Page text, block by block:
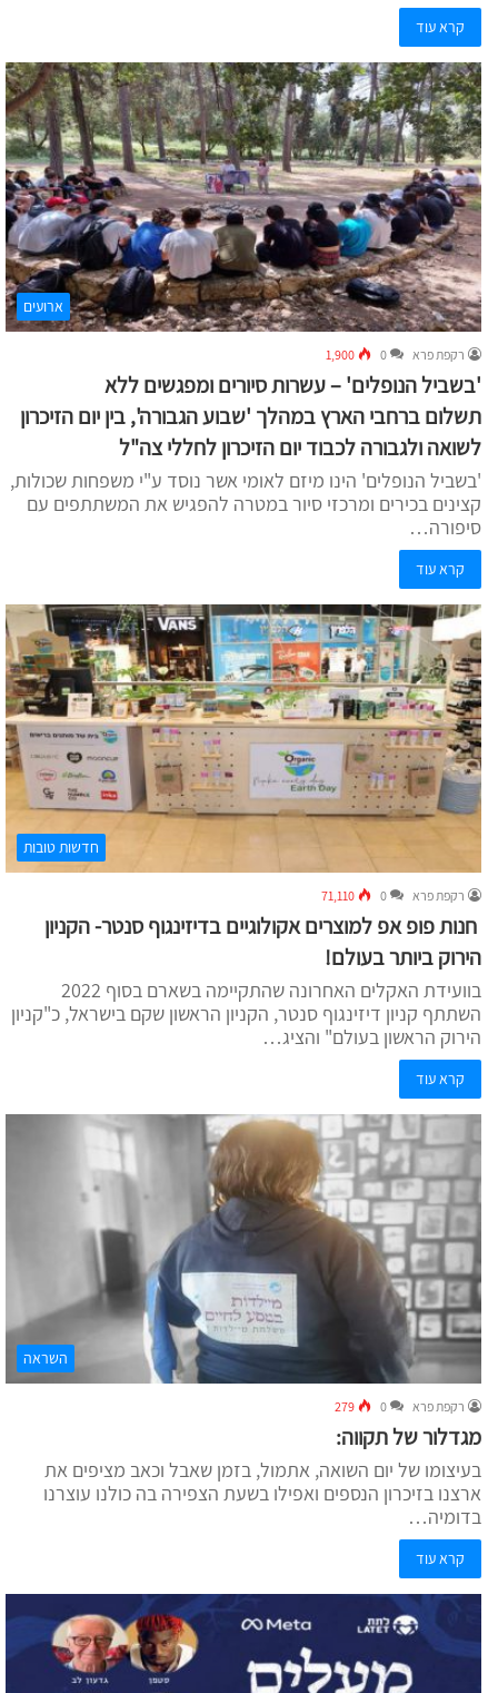
קרא עוד
ארועים
רקפת פרא 0
1,900
'בשביל הנופלים' – עשרות סיורים ומפגשים ללא
תשלום ברחבי הארץ במהלך 'שבוע הגבורה', בין יום הזיכרון
לשואה ולגבורה לכבוד יום הזיכרון לחללי צה"ל
'בשביל הנופלים' הינו מיזם לאומי אשר נוסד ע"י משפחות שכולות,
קצינים בכירים ומרכזי סיור במטרה להפגיש את המשתתפים עם
סיפורה…
קרא עוד
חדשות טובות
רקפת פרא 0
71,110
חנות פופ אפ למוצרים אקולוגייםבדיזינגוף סנטר- הקניון
הירוק ביותר בעולם!
בוועידת האקלים האחרונה שהתקיימה בשארם בסוף 2022
השתתף קניון דיזינגוף סנטר, הקניון הראשון שקם בישראל, כ"קניון
הירוק הראשון בעולם" והציג…
קרא עוד
השראה
רקפת פרא 0
279
מגדלור של תקווה:
בעיצומו של יום השואה, אתמול, בזמן שאבל וכאב מציפים את
ארצנו בזיכרון הנספים ואפילו בשעת הצפירה בה כולנו עוצרנו
בדומיה…
קרא עוד